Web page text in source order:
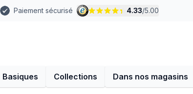
Paiement sécurisé 4.33/5.00
Basiques Collections Dans nos magasins